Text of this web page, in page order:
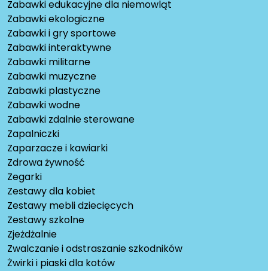
Zabawki edukacyjne dla niemowląt
Zabawki ekologiczne
Zabawki i gry sportowe
Zabawki interaktywne
Zabawki militarne
Zabawki muzyczne
Zabawki plastyczne
Zabawki wodne
Zabawki zdalnie sterowane
Zapalniczki
Zaparzacze i kawiarki
Zdrowa żywność
Zegarki
Zestawy dla kobiet
Zestawy mebli dziecięcych
Zestawy szkolne
Zjeżdżalnie
Zwalczanie i odstraszanie szkodników
Żwirki i piaski dla kotów